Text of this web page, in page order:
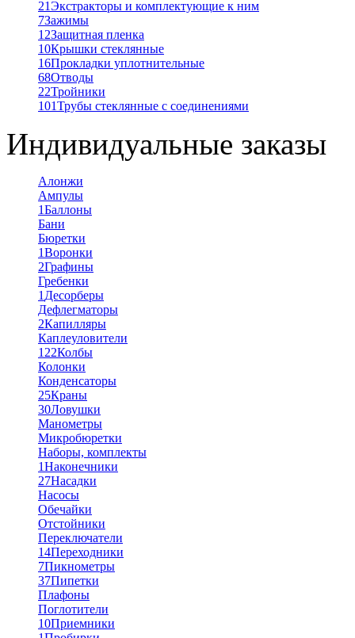
21Экстракторы и комплектующие к ним
7Зажимы
12Защитная пленка
10Крышки стеклянные
16Прокладки уплотнительные
68Отводы
22Тройники
101Трубы стеклянные с соединениями
Индивидуальные заказы
Алонжи
Ампулы
1Баллоны
Бани
Бюретки
1Воронки
2Графины
Гребенки
1 Десорберы
Дефлегматоры
2Капилляры
Каплеуловители
122Колбы
Колонки
Конденсаторы
25Краны
30Ловушки
Манометры
Микробюретки
Наборы, комплекты
1Наконечники
27Насадки
Насосы
Обечайки
Отстойники
Переключатели
14Переходники
7Пикнометры
37Пипетки
Плафоны
Поглотители
10Приемники